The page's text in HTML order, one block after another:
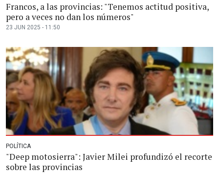
Francos, a las provincias: "Tenemos actitud positiva,
pero a veces no dan los números"
23 JUN 2025 - 11:50
POLÍTICA
"Deep motosierra": Javier Milei profundizó el recorte
sobre las provincias